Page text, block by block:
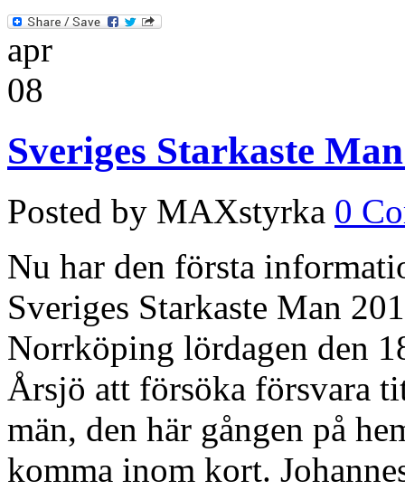
apr
08
Sveriges Starkaste
Posted by MAXstyrka 0
Nu har den första
Sveriges Starkaste Man
Norrköping lördagen den
Årsjö att försöka försvara
män, den här gången på
komma inom kort.